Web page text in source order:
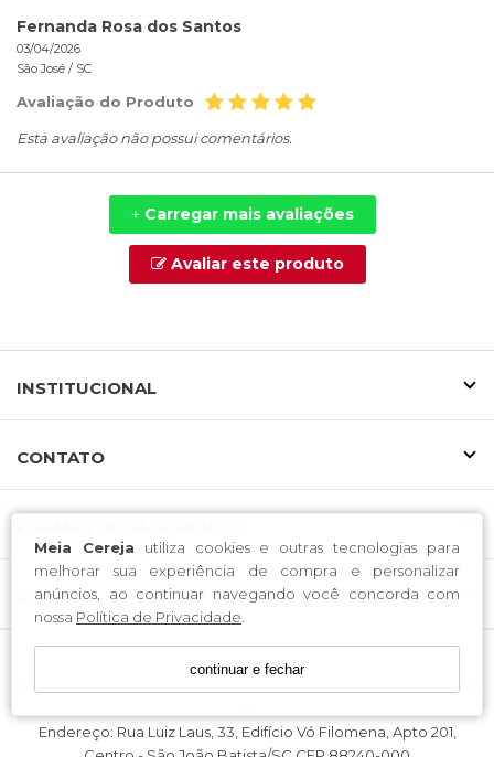
Meia Cereja utiliza cookies e outras tecnologias para
melhorar sua experiência de compra e personalizar
anúncios, ao continuar navegando você concorda com
nossa Política de Privacidade
continuar e fechar
Fernanda Rosa dos Santos
03/04/2026
São José / SC
Avaliação do Produto
Esta avaliação não possui comentários.
+Carregar mais avaliações
Avaliar este produto
INSTITUCIONAL
CONTATO
SELOS
Endereço: Rua Luiz Laus, 33, Edifício Vó Filomena, Apto 201,